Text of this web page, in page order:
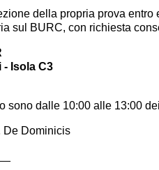
della propria prova
sul BURC, con richiesta
Isola C3
sono dalle 10:00 alle 13:00
De Dominicis